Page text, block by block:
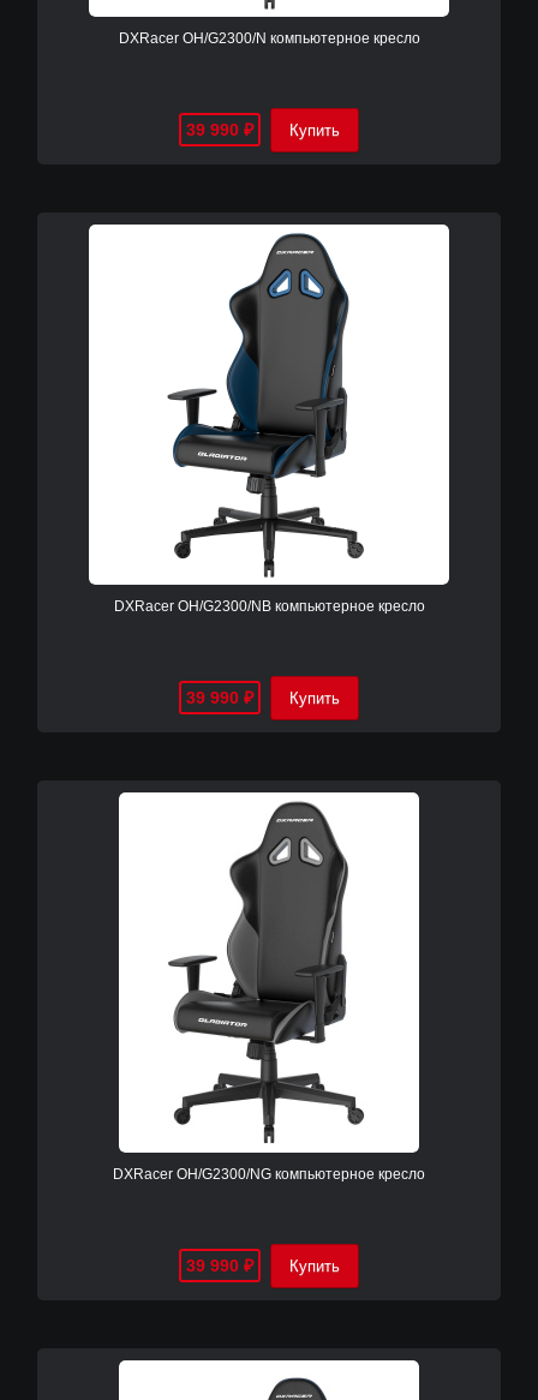
DXRacer OH/G2300/N компьютерное кресло
39 990 ₽
DXRacer OH/G2300/NB компьютерное кресло
39 990 ₽
DXRacer OH/G2300/NG компьютерное кресло
39 990 ₽